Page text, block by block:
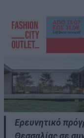
Ερευνητικό
Θεσσαλίας σε